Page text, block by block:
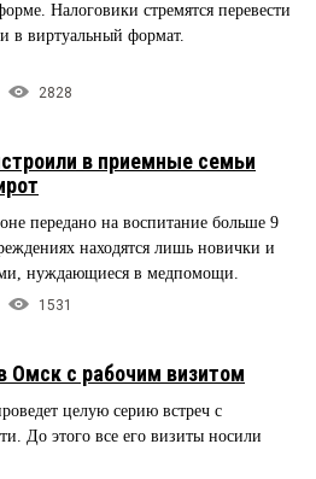
Налоговики стремятся перевести
в виртуальный формат.
2828
в приемные семьи
передано на воспитание больше 9
находятся лишь новички и
нуждающиеся в медпомощи.
1531
с рабочим визитом
целую серию встреч с
До этого все его визиты носили